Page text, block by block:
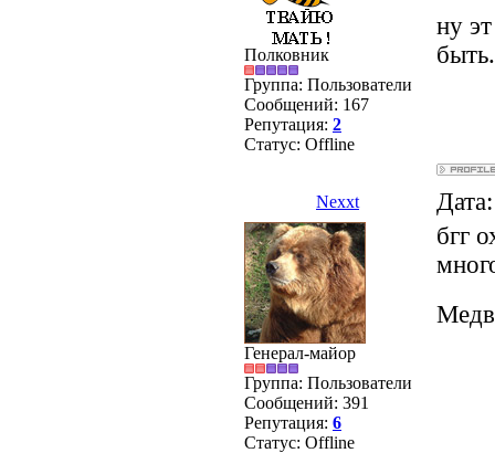
Полковник
Группа: Пользователи
Сообщений: 167
Репутация: 2
Статус: Offline
ну
Nexxt
Генерал-майор
Группа: Пользователи
Сообщений: 391
Репутация: 6
Статус: Offline
бгг